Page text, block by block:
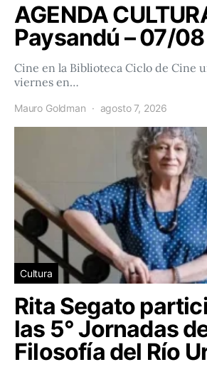
AGENDA
Paysandú – 07/
Cine en la Biblioteca Ciclo de Cine
viernes en…
Mauro Goldman agosto 7, 2026
Cultura
Rita Segato
las 5° Jornadas
Filosofía del Río